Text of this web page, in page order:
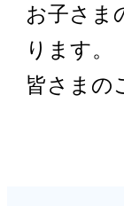
お子さま
ります。
皆さまの